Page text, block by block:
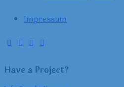
Impressum
Have a Project?